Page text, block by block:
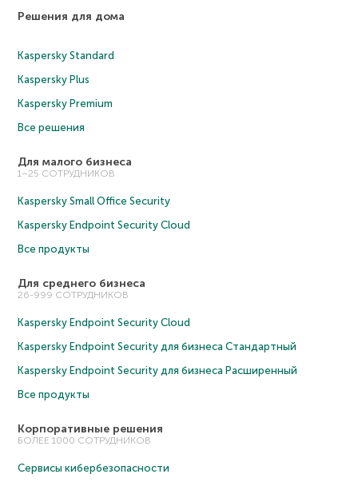
Решения для дома
Kaspersky Standard
Kaspersky Plus
Kaspersky Premium
Все решения
Для малого бизнеса
1–25 СОТРУДНИКОВ
Kaspersky Small Office Security
Kaspersky Endpoint Security Cloud
Все продукты
Для среднего бизнеса
26-999 СОТРУДНИКОВ
Kaspersky Endpoint Security Cloud
Kaspersky Endpoint Security для бизнеса Cтандартный
Kaspersky Endpoint Security для бизнеса Расширенный
Все продукты
Корпоративные решения
БОЛЕЕ 1000 СОТРУДНИКОВ
Сервисы кибербезопасности